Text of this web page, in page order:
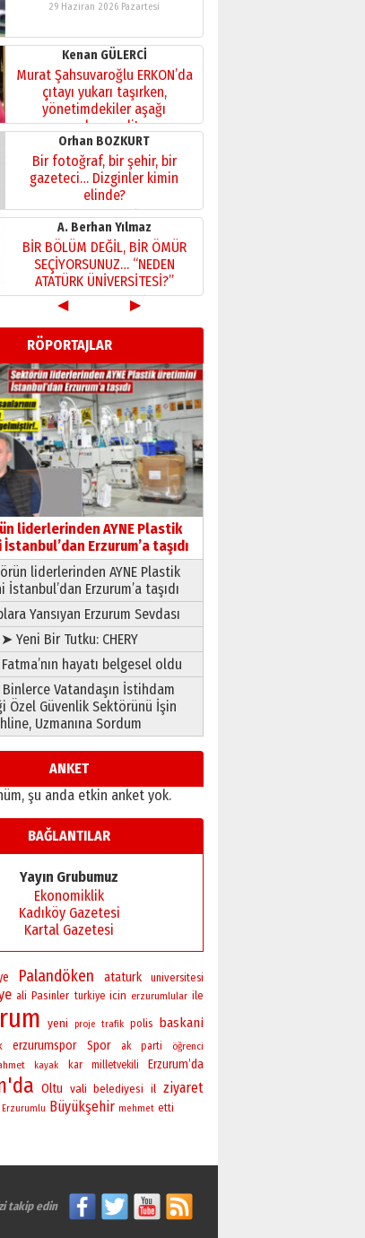
29 Haziran 2026 Pazartesi
Kenan GÜLERCİ
Murat Şahsuvaroğlu ERKON’da
çıtayı yukarı taşırken,
yönetimdekiler aşağı
çekmemeli!
17 Şubat 2026 SalıOrhan BOZKURT
Bir fotoğraf, bir şehir, bir
gazeteci… Dizginler kimin
elinde?
31 Mart 2026 Salı
A. Berhan Yılmaz
BİR BÖLÜM DEĞİL, BİR ÖMÜR
SEÇİYORSUNUZ… “NEDEN
ATATÜRK ÜNİVERSİTESİ?”
28 Temmuz 2026 Salı
Ahmet Gökhan YAZICI
Ahmed Yesevi’den bir
Alperen… ”Reisimiz” idi…
Hakka yürüdü.!
26 Mart 2026 Perşembe
Cem Bakırcı
Ardında bıraktığı hatıralarıyla
gönül adamı Faruk Terzioğlu!
13 Mayıs 2026 Çarşamba
Esat BİNDESEN
Başkan Sekmen’den Erzurum’a
bir vizyon proje daha!
02 Ağustos 2026 Pazar
◀ ▶
RÖPORTAJLAR
liderlerinden AYNE Plastik
Erzurum’a taşıdı
liderlerinden AYNE Plastik
Erzurum’a taşıdı
Yansıyan Erzurum Sevdası
➤ Yeni Bir Tutku: CHERY
hayatı belgesel oldu
Vatandaşın İstihdam
Özel Güvenlik Sektörünü İşin
Uzmanına Sordum
ANKET
şu anda etkin anket yok.
BAĞLANTILAR
Yayın Grubumuz
Ekonomiklik
Kadıköy Gazetesi
Kartal Gazetesi
Palandöken ataturk universitesi
ali Pasinler turkiye icin erzurumlular ile
yeni proje trafik polis baskani
erzurumspor Spor ak parti öğrenci
kayak kar milletvekili Erzurum’da
Oltu vali belediyesi il ziyaret
Erzurumlu Büyükşehir mehmet etti
takip edin